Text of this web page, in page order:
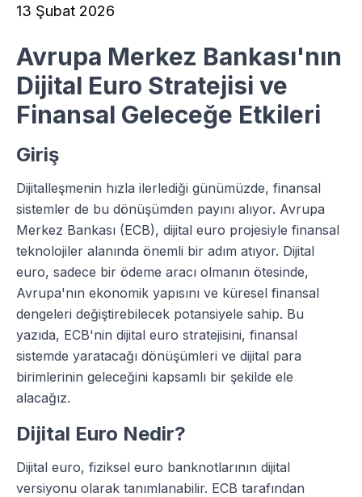
13 Şubat 2026
Avrupa Merkez Bankası'nın
Dijital Euro Stratejisi ve
Finansal Geleceğe Etkileri
Giriş
Dijitalleşmenin hızla ilerlediği günümüzde, finansal
sistemler de bu dönüşümden payını alıyor. Avrupa
Merkez Bankası (ECB), dijital euro projesiyle finansal
teknolojiler alanında önemli bir adım atıyor. Dijital
euro, sadece bir ödeme aracı olmanın ötesinde,
Avrupa'nın ekonomik yapısını ve küresel finansal
dengeleri değiştirebilecek potansiyele sahip. Bu
yazıda, ECB'nin dijital euro stratejisini, finansal
sistemde yaratacağı dönüşümleri ve dijital para
birimlerinin geleceğini kapsamlı bir şekilde ele
alacağız.
Dijital Euro Nedir?
Dijital euro, fiziksel euro banknotlarının dijital
versiyonu olarak tanımlanabilir. ECB tarafından